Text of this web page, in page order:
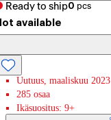
Ready to ship0 pcs
available
Uutuus, maaliskuu 2023
285 osaa
Ikäsuositus: 9+